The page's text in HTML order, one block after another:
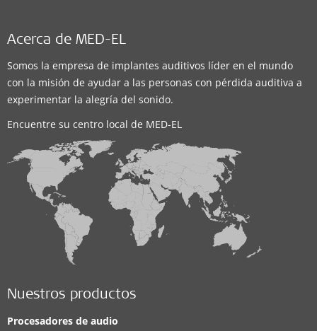
Acerca de MED-EL
Somos la empresa de implantes auditivos líder en el mundo
con la misión de ayudar a las personas con pérdida auditiva a
experimentar la alegría del sonido.
Encuentre su centro local de MED-EL
Nuestros productos
Procesadores de audio